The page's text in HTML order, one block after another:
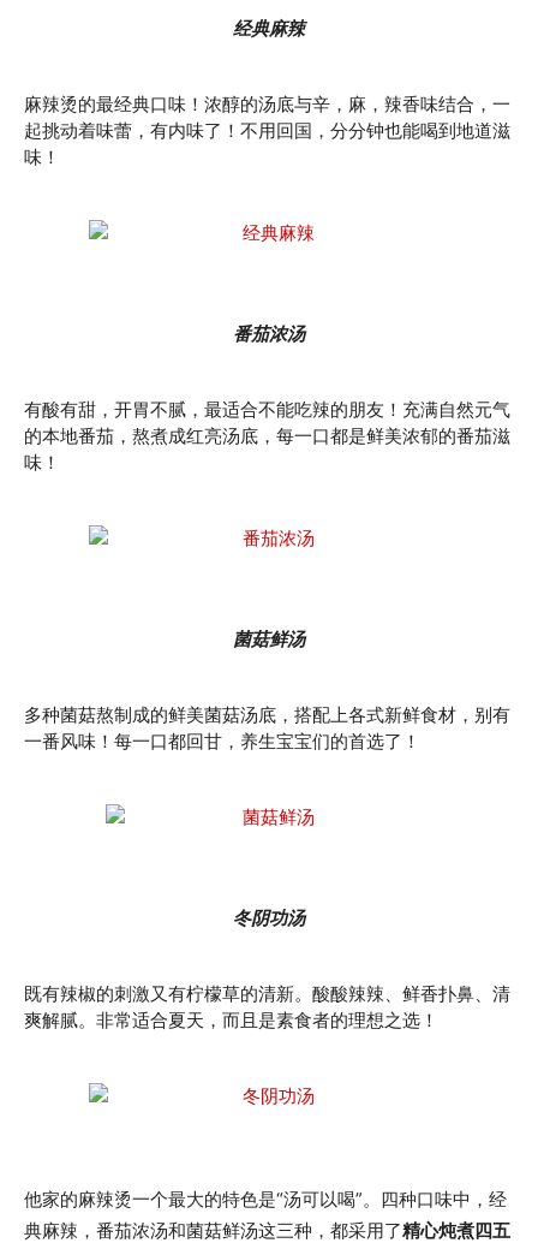
经典麻辣
麻辣烫的最经典口味！浓醇的汤底与辛，麻，辣香味结合，一
起挑动着味蕾，有内味了！不用回国，分分钟也能喝到地道滋
味！
番茄浓汤
有酸有甜，开胃不腻，最适合不能吃辣的朋友！充满自然元气
的本地番茄，熬煮成红亮汤底，每一口都是鲜美浓郁的番茄滋
味！
菌菇鲜汤
多种菌菇熬制成的鲜美菌菇汤底，搭配上各式新鲜食材，别有
一番风味！每一口都回甘，养生宝宝们的首选了！
冬阴功汤
既有辣椒的刺激又有柠檬草的清新。酸酸辣辣、鲜香扑鼻、清
爽解腻。非常适合夏天，而且是素食者的理想之选！
他家的麻辣烫一个最大的特色是“汤可以喝”。四种口味中，经
典麻辣，番茄浓汤和菌菇鲜汤这三种，都采用了精心炖煮四五